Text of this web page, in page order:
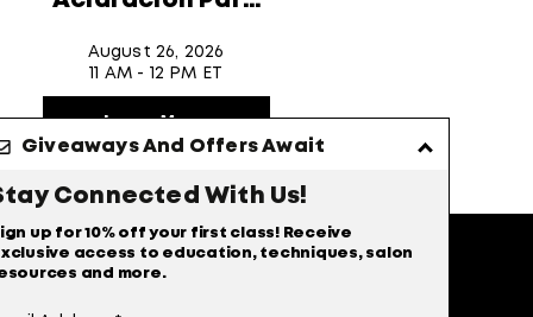
August 26, 2026
11 AM - 12 PM ET
Learn More
Giveaways And Offers Await
Connected With Us!
up for 10% off your first class! Receive
access to education, techniques, salon
and more.